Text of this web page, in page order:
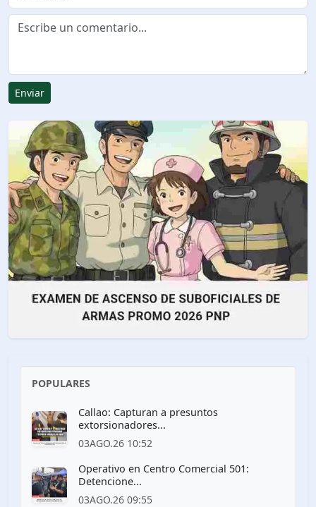
Enviar
POPULARES
Callao: Capturan a presuntos
extorsionadores...
03AGO.26 10:52
Operativo en Centro Comercial 501:
Detencione...
03AGO.26 09:55